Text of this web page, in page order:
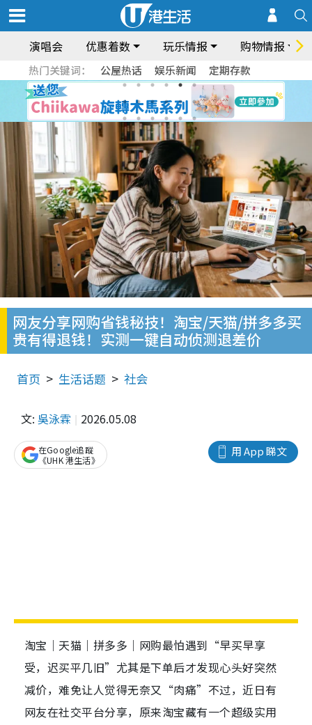
演唱会 优惠着数 玩乐情报 购物情报
热门关键词： 公屋热话 娱乐新闻 定期存款
网友分享网购省钱秘技！淘宝/天猫/拼多多买
贵有得退钱！实测一键自动侦测退差价
首页 生活话题 社会
文: 吳泳霖 2026.05.08
用 App 睇文
在Google追蹤
《UHK 港生活》
淘宝｜天猫｜拼多多｜网购最怕遇到“早买早享
受，迟买平几旧”尤其是下单后才发现心头好突然
减价，难免让人觉得无奈又“肉痛”不过，近日有
网友在社交平台分享，原来淘宝藏有一个超级实用